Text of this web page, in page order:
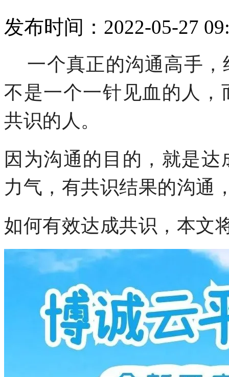
发布时间：2022-05-27
一个真正的沟通高手，
不是一个一针见血的人
共识的人。
因为沟通的目的，就是
力气，有共识结果的沟通
如何有效达成共识，本文